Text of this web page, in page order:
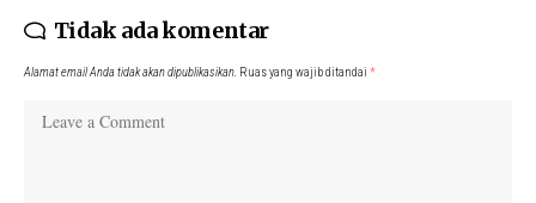
Tidak ada komentar
Alamat email Anda tidak akan dipublikasikan. Ruas yang wajib ditandai *